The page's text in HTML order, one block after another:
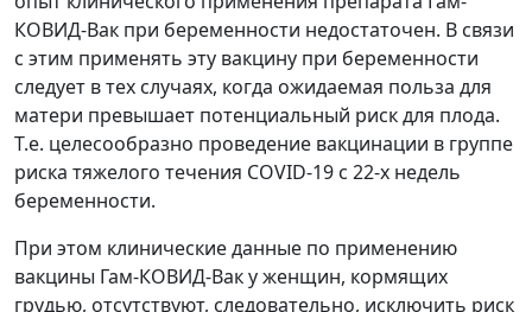
КОВИД-Вак при беременности недостаточен. В связи
с этим применять эту вакцину при беременности
следует в тех случаях, когда ожидаемая польза для
матери превышает потенциальный риск для плода.
Т.е. целесообразно проведение вакцинации в группе
риска тяжелого течения COVID-19 с 22-х недель
беременности.
При этом клинические данные по применению
вакцины Гам-КОВИД-Вак у женщин, кормящих
грудью, отсутствуют, следовательно, исключить риск